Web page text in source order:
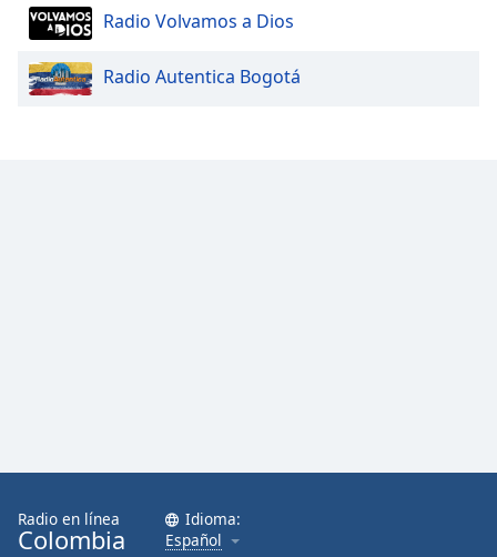
Font
Family
Radio Volvamos a Dios
Radio Autentica Bogotá
Radio en línea
Colombia
Idioma:
Español